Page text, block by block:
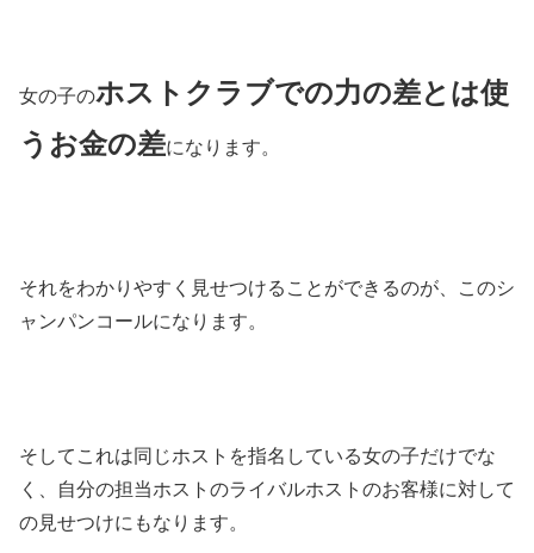
女の子のホストクラブでの力の差とは使
うお金の差になります。
それをわかりやすく見せつけることができるのが、このシ
ャンパンコールになります。
そしてこれは同じホストを指名している女の子だけでな
く、自分の担当ホストのライバルホストのお客様に対して
の見せつけにもなります。